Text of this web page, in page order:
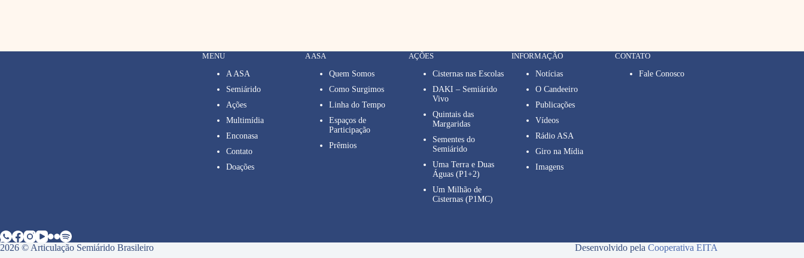
MENU
A ASA
Semiárido
Ações
Multimídia
Enconasa
Contato
Doações
A ASA
Quem Somos
Como Surgimos
Linha do Tempo
Espaços de
Participação
Prêmios
AÇÕES
Cisternas nas Escolas
DAKI – Semiárido
Vivo
Quintais das
Margaridas
Sementes do
Semiárido
Uma Terra e Duas
Águas (P1+2)
Um Milhão de
Cisternas (P1MC)
INFORMAÇÃO
Notícias
O Candeeiro
Publicações
Vídeos
Rádio ASA
Giro na Mídia
Imagens
CONTATO
Fale Conosco
2026 © Articulação Semiárido Brasileiro Desenvolvido pela Cooperativa EITA